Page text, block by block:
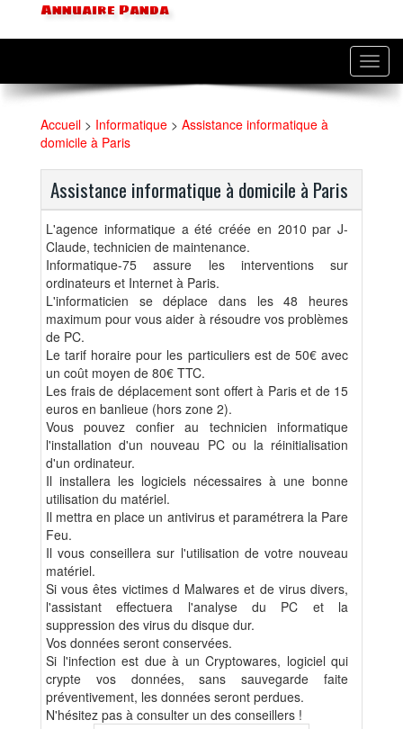
Annuaire Panda
Accueil > Informatique > Assistance informatique à
domicile à Paris
Assistance informatique à domicile à Paris
L'agence informatique a été créée en 2010 par J-
Claude, technicien de maintenance.
Informatique-75 assure les interventions sur
ordinateurs et Internet à Paris.
L'informaticien se déplace dans les 48 heures
maximum pour vous aider à résoudre vos problèmes
de PC.
Le tarif horaire pour les particuliers est de 50€ avec
un coût moyen de 80€ TTC.
Les frais de déplacement sont offert à Paris et de 15
euros en banlieue (hors zone 2).
Vous pouvez confier au technicien informatique
l'installation d'un nouveau PC ou la réinitialisation
d'un ordinateur.
Il installera les logiciels nécessaires à une bonne
utilisation du matériel.
Il mettra en place un antivirus et paramétrera la Pare
Feu.
Il vous conseillera sur l'utilisation de votre nouveau
matériel.
Si vous êtes victimes d Malwares et de virus divers,
l'assistant effectuera l'analyse du PC et la
suppression des virus du disque dur.
Vos données seront conservées.
Si l'infection est due à un Cryptowares, logiciel qui
crypte vos données, sans sauvegarde faite
préventivement, les données seront perdues.
N'hésitez pas à consulter un des conseillers !